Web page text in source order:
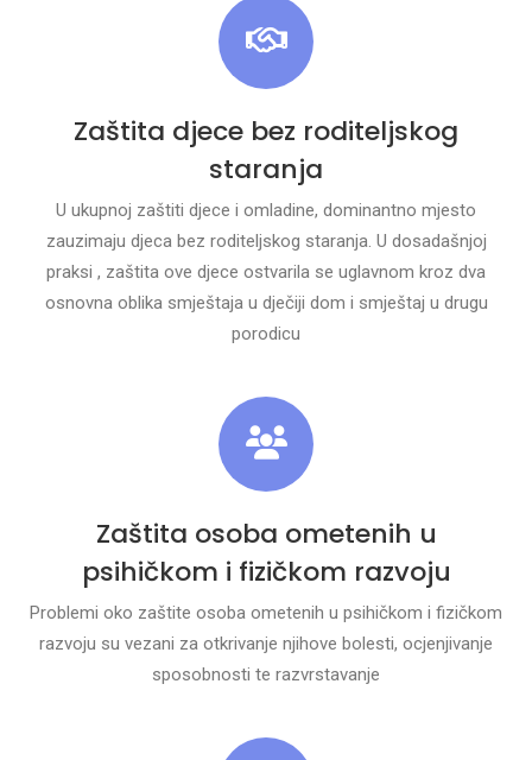
Zaštita djece bez roditeljskog
staranja
U ukupnoj zaštiti djece i omladine, dominantno mjesto
zauzimaju djeca bez roditeljskog staranja. U dosadašnjoj
praksi , zaštita ove djece ostvarila se uglavnom kroz dva
osnovna oblika smještaja u dječiji dom i smještaj u drugu
porodicu
Zaštita osoba ometenih u
psihičkom i fizičkom razvoju
Problemi oko zaštite osoba ometenih u psihičkom i fizičkom
razvoju su vezani za otkrivanje njihove bolesti, ocjenjivanje
sposobnosti te razvrstavanje